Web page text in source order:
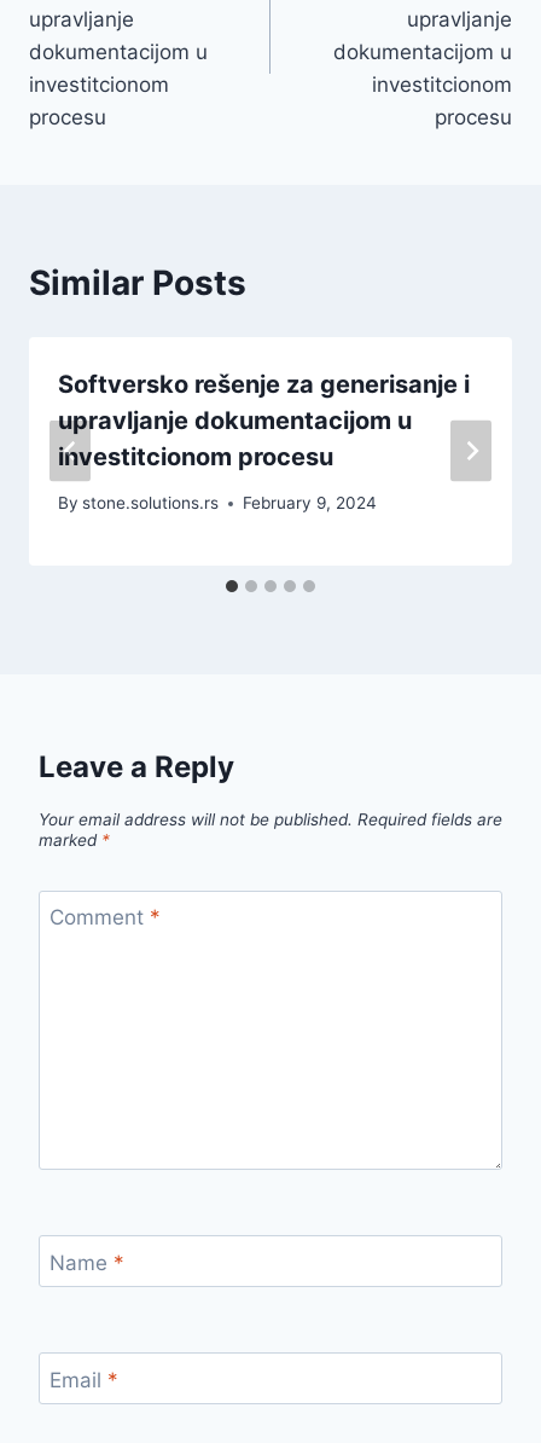
upravljanje
dokumentacijom u
investitcionom
procesu
upravljanje
dokumentacijom u
investitcionom
procesu
Similar Posts
Softversko rešenje za generisanje i
upravljanje dokumentacijom u
investitcionom procesu
By stone.solutions.rs February 9, 2024
Leave a Reply
Your email address will not be published. Required fields are
marked *
Comment *
Name *
Email *